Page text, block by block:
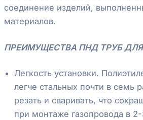
соединение изделий,
материалов.
ПРЕИМУЩЕСТВА ПНД ТРУБ ДЛЯ
Легкость установки.
легче стальных почти в семь
резать и сваривать, что
при монтаже газопровода в 2-